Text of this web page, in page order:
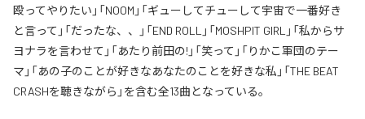
殴ってやりたい」「NOOM」「ギューしてチューして宇宙で一番好き
と言って」「だったな、、」「END ROLL」「MOSHPIT GIRL」「私からサ
ヨナラを言わせて」「あたり前田の!」「笑って」「りかこ軍団のテー
マ」「あの子のことが好きなあなたのことを好きな私」「THE BEAT
CRASHを聴きながら」を含む全13曲となっている。